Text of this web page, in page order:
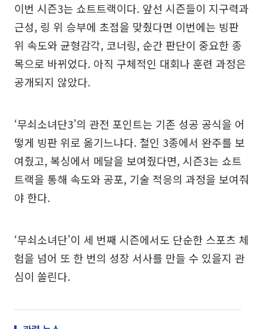
이번 시즌3는 쇼트트랙이다. 앞선 시즌들이 지구력과
근성, 링 위 승부에 초점을 맞췄다면 이번에는 빙판
위 속도와 균형감각, 코너링, 순간 판단이 중요한 종
목으로 바뀌었다. 아직 구체적인 대회나 훈련 과정은
공개되지 않았다.
‘무쇠소녀단3’의 관전 포인트는 기존 성공 공식을 어
떻게 빙판 위로 옮기느냐다. 철인 3종에서 완주를 보
여줬고, 복싱에서 메달을 보여줬다면, 시즌3는 쇼트
트랙을 통해 속도와 공포, 기술 적응의 과정을 보여줘
야 한다.
‘무쇠소녀단’이 세 번째 시즌에서도 단순한 스포츠 체
험을 넘어 또 한 번의 성장 서사를 만들 수 있을지 관
심이 쏠린다.